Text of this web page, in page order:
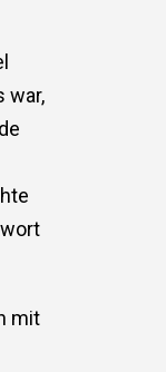
war,
mit